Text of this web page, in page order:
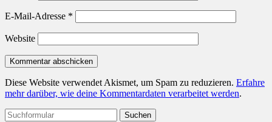
E-Mail-Adresse *
Website
Diese Website verwendet Akismet, um Spam zu reduzieren. Erfahre
mehr darüber, wie deine Kommentardaten verarbeitet werden.
Suchen